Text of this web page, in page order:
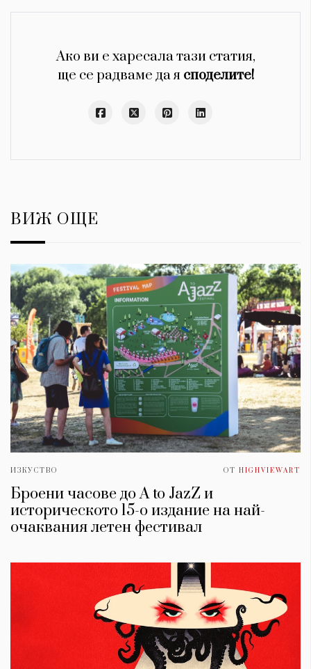
Ако ви е харесала тази статия,
ще се радваме да я споделите!
ВИЖ ОЩЕ
ИЗКУСТВО ОТ HIGHVIEWART
Броени часове до A to JazZ и
историческото 15-о издание на най-
очаквания летен фестивал
ЗА НАС
Условия за
ползване
За нас
Реклама
Политика за